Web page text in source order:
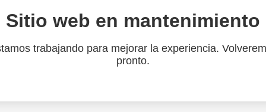
Sitio web en mantenimiento
trabajando para mejorar la experiencia.
pronto.